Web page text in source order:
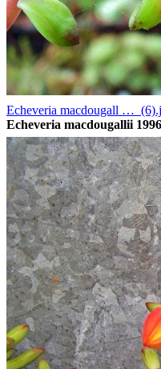
Echeveria macdougall …
Echeveria macdougallii